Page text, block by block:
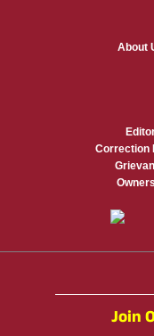
About
Correction
Join